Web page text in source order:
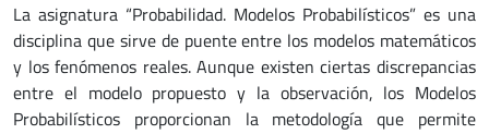
La asignatura “Probabilidad. Modelos Probabilísticos” es una
disciplina que sirve de puente entre los modelos matemáticos
y los fenómenos reales. Aunque existen ciertas discrepancias
entre el modelo propuesto y la observación, los Modelos
Probabilísticos proporcionan la metodología que permite